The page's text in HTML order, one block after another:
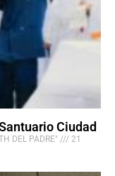
Ciudad
DEL PADRE"
21